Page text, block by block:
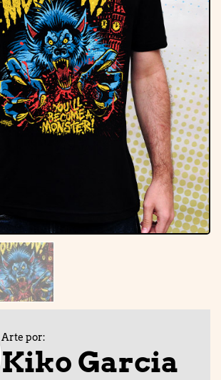
Arte por:
Kiko Garcia